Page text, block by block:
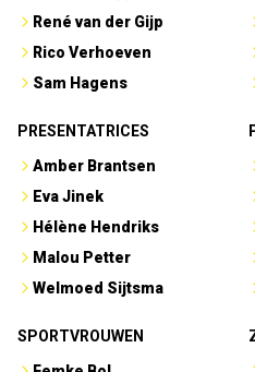
René van der Gijp
Rico Verhoeven
Sam Hagens
PRESENTATRICES
Amber Brantsen
Eva Jinek
Hélène Hendriks
Malou Petter
Welmoed Sijtsma
SPORTVROUWEN